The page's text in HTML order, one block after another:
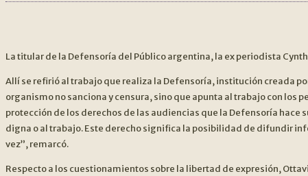
La titular de la Defensoría del Público argentina, la ex periodista
Allí se refirió al trabajo que realiza la Defensoría, institución creada
organismo no sanciona y censura, sino que apunta al trabajo con los
protección de los derechos de las audiencias que la Defensoría
digna o al trabajo. Este derecho significa la posibilidad de difundir
vez”, remarcó.
Respecto a los cuestionamientos sobre la libertad de expresión,